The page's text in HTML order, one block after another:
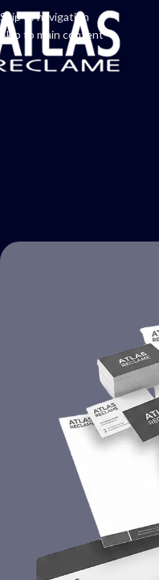
Skip to navigation
Skip to main content